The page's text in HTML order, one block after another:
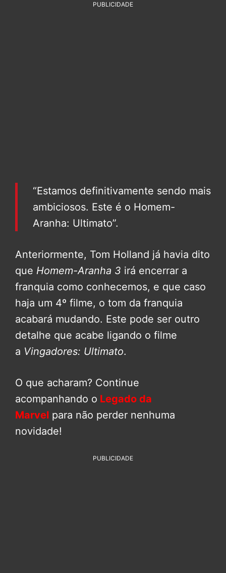
PUBLICIDADE
“Estamos definitivamente sendo mais
ambiciosos. Este é o Homem-
Aranha: Ultimato”.
Anteriormente, Tom Holland já havia dito
que Homem-Aranha 3 irá encerrar a
franquia como conhecemos, e que caso
haja um 4º filme, o tom da franquia
acabará mudando. Este pode ser outro
detalhe que acabe ligando o filme
a Vingadores: Ultimato.
O que acharam? Continue
acompanhando o Legado da
Marvel para não perder nenhuma
novidade!
PUBLICIDADE